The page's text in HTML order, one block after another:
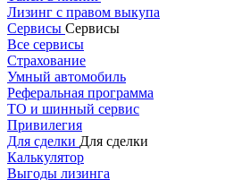
Лизинг с правом выкупа
Сервисы Сервисы
Все сервисы
Страхование
Умный автомобиль
Реферальная программа
ТО и шинный сервис
Привилегия
Для сделки Для сделки
Калькулятор
Выгоды лизинга